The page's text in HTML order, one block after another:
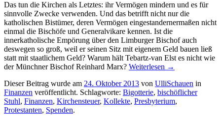
Das tun die Kirchen als Letztes: ihr Vermögen mindern und es für
sinnvolle Zwecke verwenden. Und das betrifft nicht nur die
katholischen Bistümer, deren Vermögen eingestandernermaßen nicht
einmal die Bischöfe und Generalvikare kennen. Ist die
innerkatholische Empörung über den Limburger Bischof auch
deswegen so groß, weil er seinen Sitz mit eigenem Geld bauen ließ
statt mit staatlichem Geld? Warum hält Tebartz-van Elst es nicht wie
der Münchner Bischof Reinhard Marx? Weiterlesen →
Dieser Beitrag wurde am 24. Oktober 2013 von UlliSchauen in
Finanzen veröffentlicht. Schlagworte: Bigotterie, bischöflicher
Stuhl, Finanzen, Kirchensteuer, Kollekte, Presbyterium,
Protestanten, Spenden.